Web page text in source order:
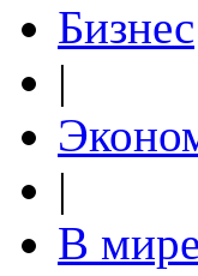
Бизнес
|
|
В мире